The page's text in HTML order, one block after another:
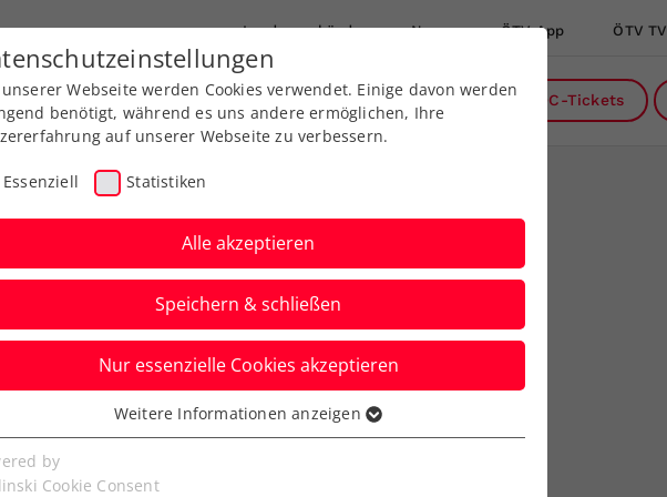
Landesverbände News ÖTV App ÖTV TV
Ausbildung Services Über uns DC-Tickets
vorläufigen ÖTV-
Cup in Kroatien
fristgerecht von sechs auf fünf Spieler
Webseite werden Cookies verwendet. Einige davon werden
benötigt, während es uns andere ermöglichen, Ihre
auf unserer Webseite zu verbessern.
Essenziell Statistiken
Alle akzeptieren
Speichern & schließen
Nur essenzielle Cookies akzeptieren
Cookies werden für grundlegende Funktionen der
benötigt. Dadurch ist gewährleistet, dass die Webseite
Weitere Informationen anzeigen
by
Cookie Consent